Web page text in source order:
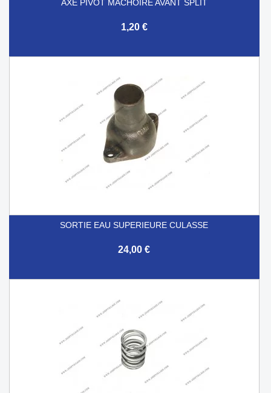
AXE PIVOT MACHOIRE AVANT SPLIT
1,20 €
SORTIE EAU SUPERIEURE CULASSE
24,00 €